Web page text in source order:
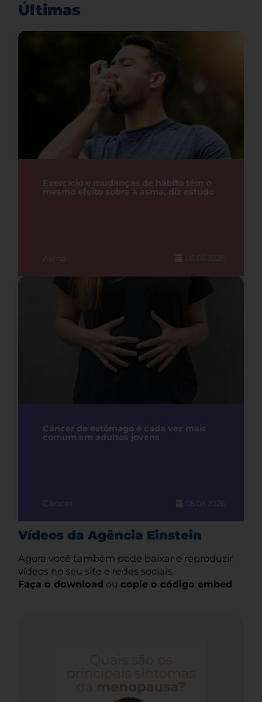
Últimas
Exercício e mudanças de hábito têm o
mesmo efeito sobre a asma, diz estudo
Asma 06.08.2026
Câncer de estômago é cada vez mais
comum em adultos jovens
Câncer 05.08.2026
Vídeos da Agência Einstein
Agora você também pode baixar e reproduzir
vídeos no seu site e redes sociais.
Faça o download ou copie o código embed